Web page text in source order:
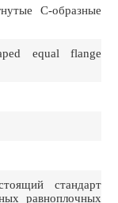
С-образные
equal flange
стандарт
равноплочных